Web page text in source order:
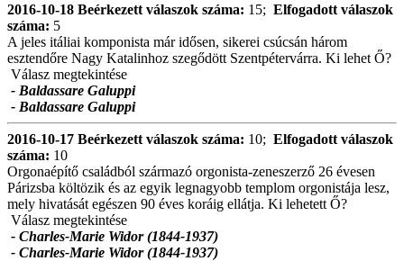
2016-10-18 Beérkezett válaszok száma: 15; Elfogadott válaszok
száma: 5
A jeles itáliai komponista már idősen, sikerei csúcsán három
esztendőre Nagy Katalinhoz szegődött Szentpétervárra. Ki lehet Ő?
Válasz megtekintése
- Baldassare Galuppi
- Baldassare Galuppi
2016-10-17 Beérkezett válaszok száma: 10; Elfogadott válaszok
száma: 10
Orgonaépítő családból származó orgonista-zeneszerző 26 évesen
Párizsba költözik és az egyik legnagyobb templom orgonistája lesz,
mely hivatását egészen 90 éves koráig ellátja. Ki lehetett Ő?
Válasz megtekintése
- Charles-Marie Widor (1844-1937)
- Charles-Marie Widor (1844-1937)